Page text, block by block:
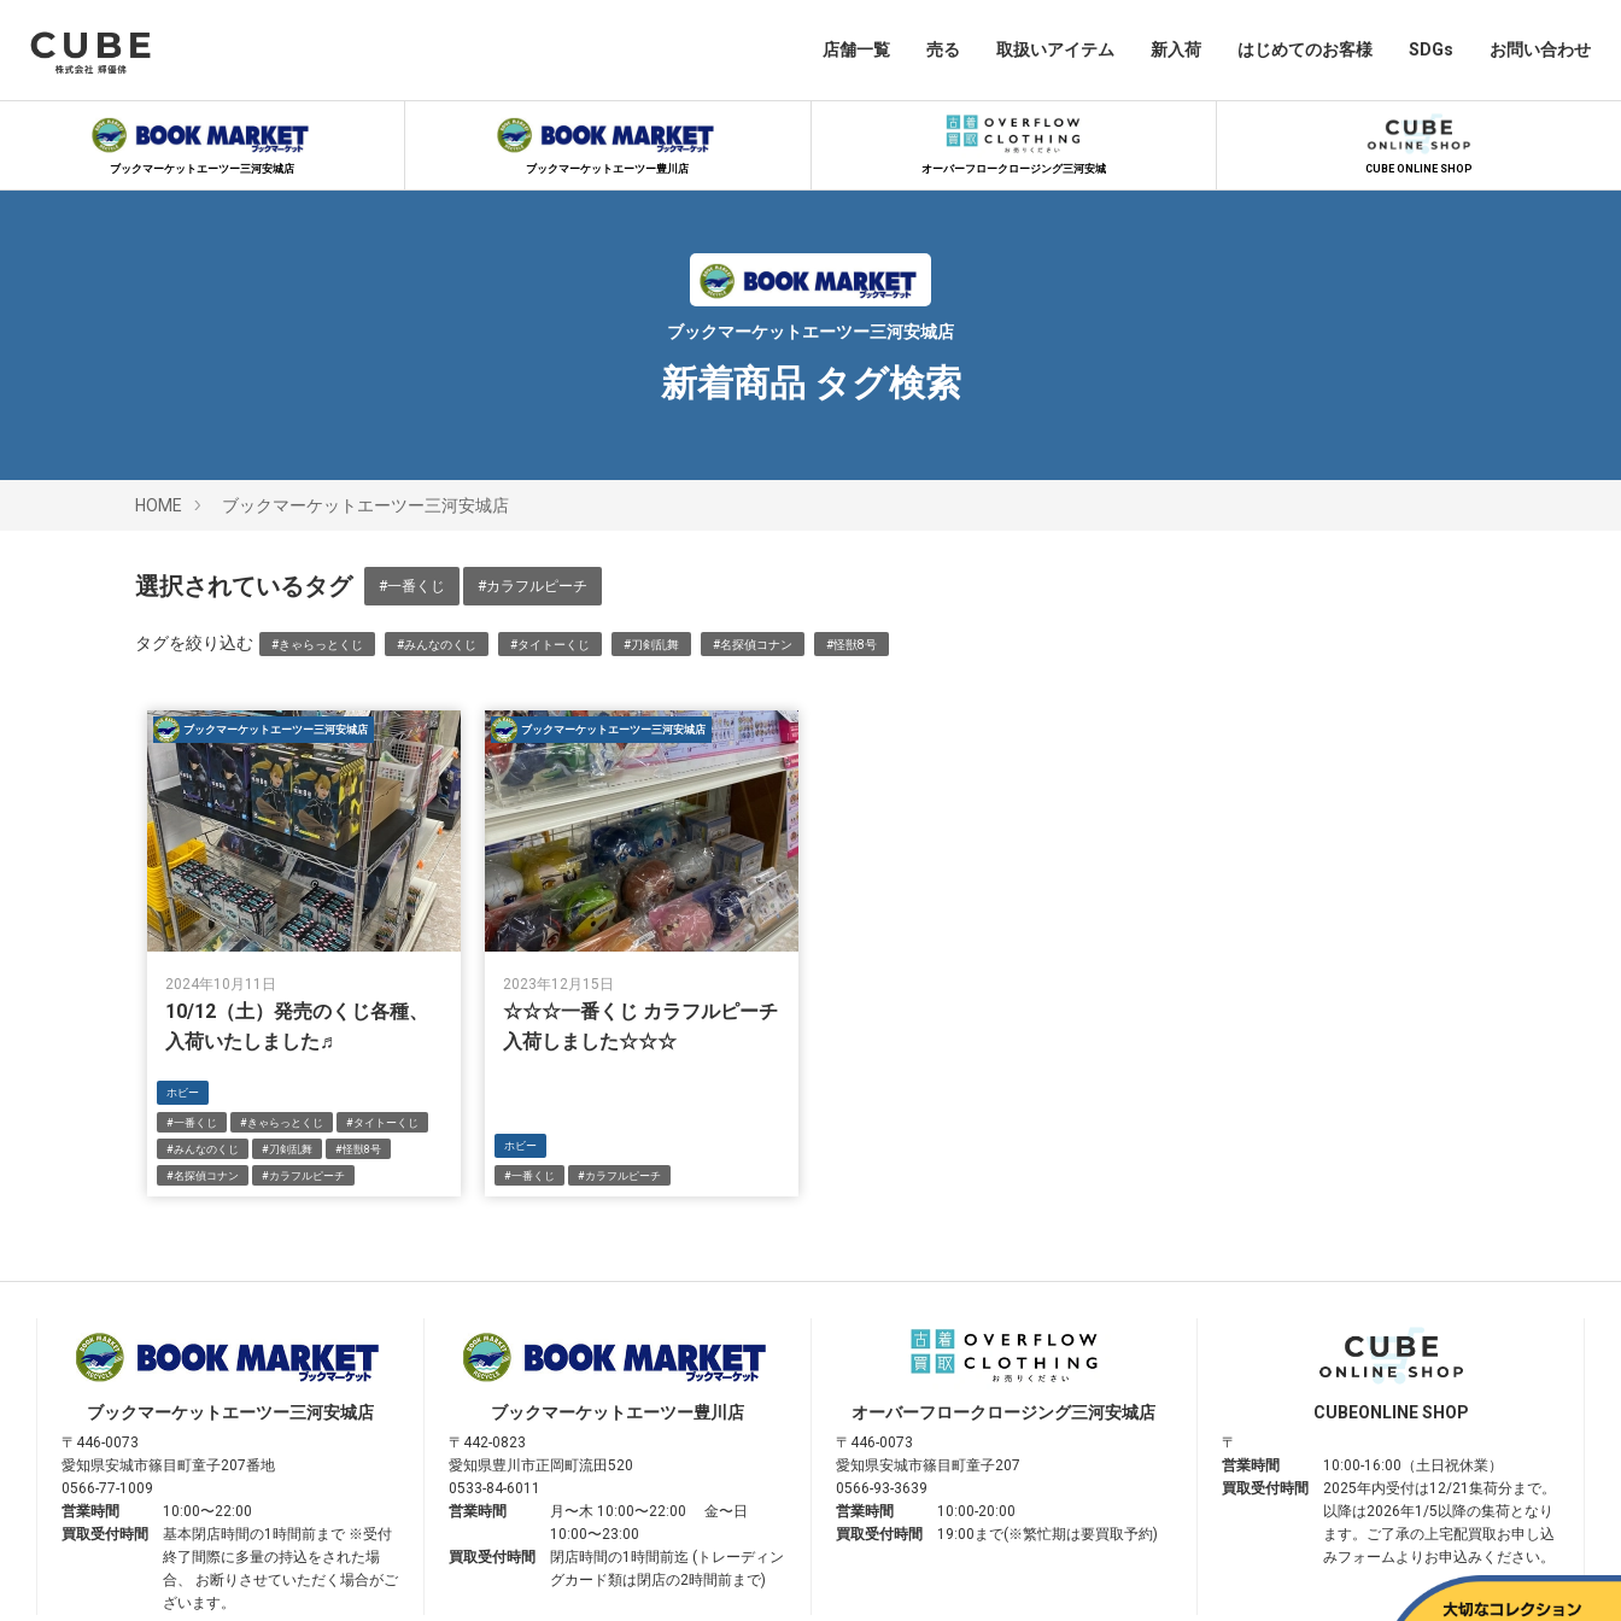
店舗一覧 売る 取扱いアイテム 新入荷 はじめてのお客様 SDGs お問い合わせ
ブックマーケットエーツー三河安城店 ブックマーケットエーツー豊川店 オーバーフロークロージング三河安城 CUBE ONLINE SHOP
ブックマーケットエーツー三河安城店
新着商品 タグ検索
HOME ブックマーケットエーツー三河安城店
選択されているタグ #一番くじ #カラフルピーチ
タグを絞り込む #きゃらっとくじ #みんなのくじ #タイトーくじ #刀剣乱舞 #名探偵コナン #怪獣8号
ブックマーケットエーツー三河安城店
2024年10月11日
10/12（土）発売のくじ各種、
入荷いたしました♬
ホビー
#一番くじ #きゃらっとくじ #タイトーくじ
#みんなのくじ #刀剣乱舞 #怪獣8号
#名探偵コナン #カラフルピーチ
ブックマーケットエーツー三河安城店
2023年12月15日
☆☆☆一番くじ カラフルピーチ
入荷しました☆☆☆
ホビー
#一番くじ #カラフルピーチ
ブックマーケットエーツー三河安城店
〒446-0073
愛知県安城市篠目町童子207番地
0566-77-1009
営業時間
10:00〜22:00
買取受付時間
基本閉店時間の1時間前まで ※受付
終了間際に多量の持込をされた場
合、 お断りさせていただく場合がご
ざいます。
ブックマーケットエーツー豊川店
〒442-0823
愛知県豊川市正岡町流田520
0533-84-6011
営業時間
月〜木 10:00〜22:00 金〜日
10:00〜23:00
買取受付時間
閉店時間の1時間前迄 (トレーディン
グカード類は閉店の2時間前まで)
オーバーフロークロージング三河安城店
〒446-0073
愛知県安城市篠目町童子207
0566-93-3639
営業時間
10:00-20:00
買取受付時間
19:00まで(※繁忙期は要買取予約)
CUBEONLINE SHOP
〒
営業時間
10:00-16:00（土日祝休業）
買取受付時間
2025年内受付は12/21集荷分まで。
以降は2026年1/5以降の集荷となり
ます。ご了承の上宅配買取お申し込
みフォームよりお申込みください。